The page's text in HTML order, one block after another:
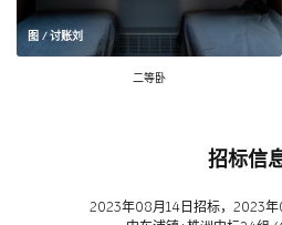
图 / 讨账刘
二等卧
招标信
2023年08月14日招标，2023年